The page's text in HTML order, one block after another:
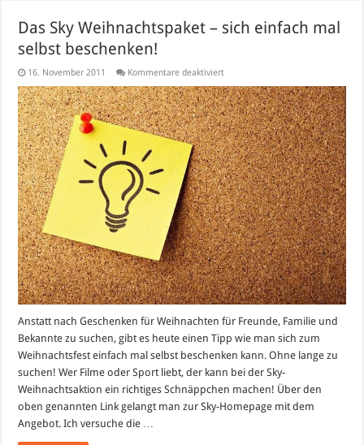
Das Sky Weihnachtspaket – sich einfach mal
selbst beschenken!
16. November 2011 Kommentare deaktiviertfür
Sky
Weihnachtspaket
–
sich
einfach
mal
selbst
beschenken!
Anstatt nach Geschenken für Weihnachten für Freunde, Familie und
Bekannte zu suchen, gibt es heute einen Tipp wie man sich zum
Weihnachtsfest einfach mal selbst beschenken kann. Ohne lange zu
suchen! Wer Filme oder Sport liebt, der kann bei der Sky-
Weihnachtsaktion ein richtiges Schnäppchen machen! Über den
oben genannten Link gelangt man zur Sky-Homepage mit dem
Angebot. Ich versuche die …